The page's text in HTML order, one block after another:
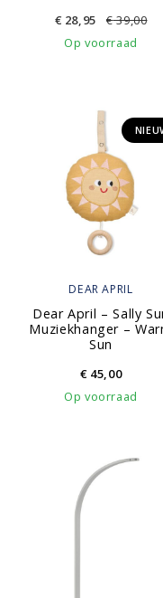
€ 28,95 €39,00
Op voorraad
DEAR APRIL
Dear April – Sally
Muziekhanger –
Sun
€45,00
Op voorraad